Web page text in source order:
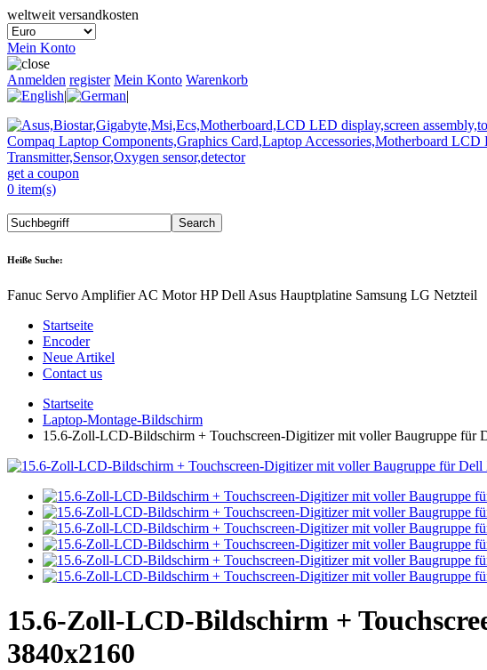
weltweit versandkosten
Mein Konto
Anmelden register Mein Konto Warenkorb
| |
get a coupon
0 item(s)
Heiße Suche:
Fanuc Servo Amplifier AC Motor HP Dell Asus Hauptplatine Samsung LG Netzteil
Startseite
Encoder
Neue Artikel
Contact us
Startseite
Laptop-Montage-Bildschirm
15.6-Zoll-LCD-Bildschirm + Touchscreen-Digitizer mit voller Baugruppe für
15.6-Zoll-LCD-Bildschirm +
3840x2160